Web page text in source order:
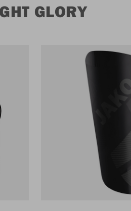
GLORY